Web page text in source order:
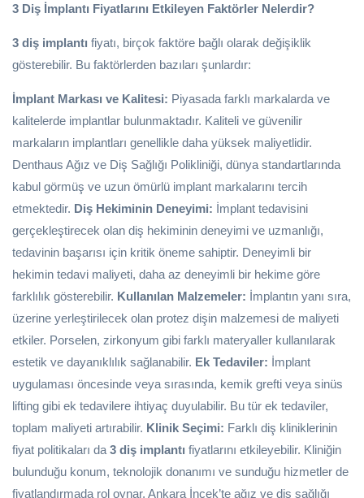
3 Diş İmplantı Fiyatlarını Etkileyen Faktörler Nelerdir?
3 diş implantı fiyatı, birçok faktöre bağlı olarak değişiklik
gösterebilir. Bu faktörlerden bazıları şunlardır:
İmplant Markası ve Kalitesi: Piyasada farklı markalarda ve
kalitelerde implantlar bulunmaktadır. Kaliteli ve güvenilir
markaların implantları genellikle daha yüksek maliyetlidir.
Denthaus Ağız ve Diş Sağlığı Polikliniği, dünya standartlarında
kabul görmüş ve uzun ömürlü implant markalarını tercih
etmektedir. Diş Hekiminin Deneyimi: İmplant tedavisini
gerçekleştirecek olan diş hekiminin deneyimi ve uzmanlığı,
tedavinin başarısı için kritik öneme sahiptir. Deneyimli bir
hekimin tedavi maliyeti, daha az deneyimli bir hekime göre
farklılık gösterebilir. Kullanılan Malzemeler: İmplantın yanı sıra,
üzerine yerleştirilecek olan protez dişin malzemesi de maliyeti
etkiler. Porselen, zirkonyum gibi farklı materyaller kullanılarak
estetik ve dayanıklılık sağlanabilir. Ek Tedaviler: İmplant
uygulaması öncesinde veya sırasında, kemik grefti veya sinüs
lifting gibi ek tedavilere ihtiyaç duyulabilir. Bu tür ek tedaviler,
toplam maliyeti artırabilir. Klinik Seçimi: Farklı diş kliniklerinin
fiyat politikaları da 3 diş implantı fiyatlarını etkileyebilir. Kliniğin
bulunduğu konum, teknolojik donanımı ve sunduğu hizmetler de
fiyatlandırmada rol oynar. Ankara İncek’te ağız ve diş sağlığı